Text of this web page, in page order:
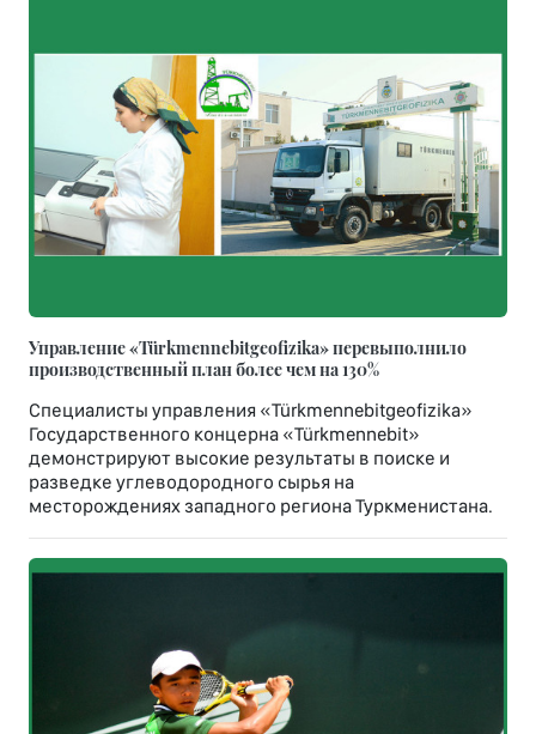
Управление «Türkmennebitgeofizika» перевыполнило
производственный план более чем на 130%
Специалисты управления «Türkmennebitgeofizika»
Государственного концерна «Türkmennebit»
демонстрируют высокие результаты в поиске и
разведке углеводородного сырья на
месторождениях западного региона Туркменистана.